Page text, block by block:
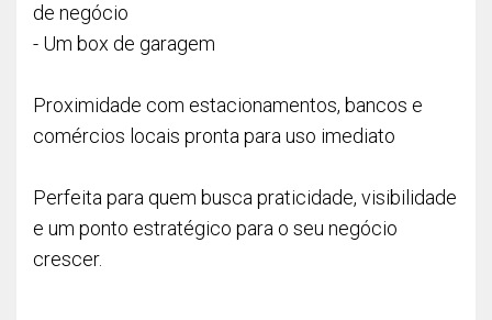
de negócio
- Um box de garagem
Proximidade com estacionamentos, bancos e
comércios locais pronta para uso imediato
Perfeita para quem busca praticidade, visibilidade
e um ponto estratégico para o seu negócio
crescer.